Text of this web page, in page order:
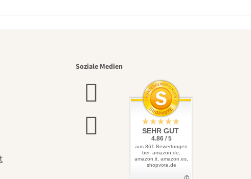
Soziale Medien
SEHR GUT
4.86 / 5
aus 861 Bewertungen
bei: amazon.de,
amazon.it, amazon.es,
shopvote.de